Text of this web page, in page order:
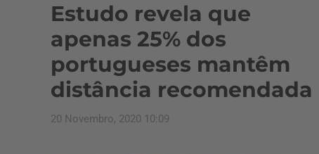
Estudo revela que
apenas 25% dos
portugueses mantêm
distância recomendada
20 Novembro, 2020 10:09